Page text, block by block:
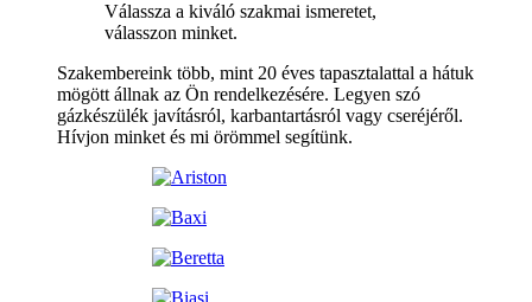
Válassza a kiváló szakmai ismeretet,
válasszon minket.
Szakembereink több, mint 20 éves tapasztalattal a hátuk
mögött állnak az Ön rendelkezésére. Legyen szó
gázkészülék javításról, karbantartásról vagy cseréjéről.
Hívjon minket és mi örömmel segítünk.